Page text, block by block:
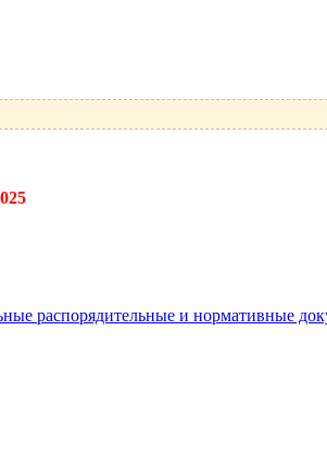
распорядительные и нормативные